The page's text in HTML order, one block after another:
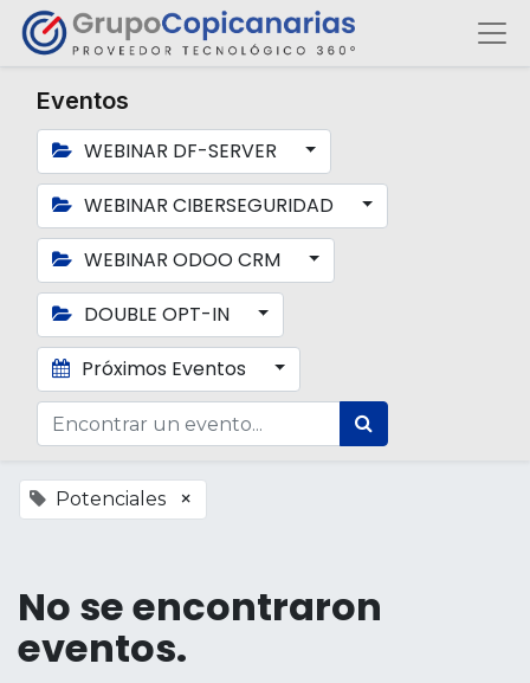
Eventos
WEBINAR DF-SERVER
WEBINAR CIBERSEGURIDAD
WEBINAR ODOO CRM
DOUBLE OPT-IN
Próximos Eventos
Potenciales ×
No se encontraron
eventos.